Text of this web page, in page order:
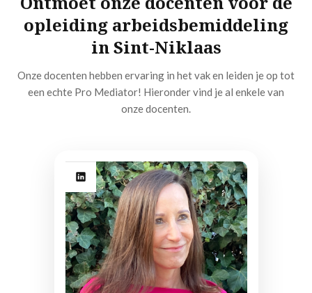
opleiding arbeidsbemiddeling
in Sint-Niklaas
Onze docenten hebben ervaring in het vak en leiden je op tot
een echte Pro Mediator! Hieronder vind je al enkele van
onze docenten.